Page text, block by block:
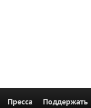
Пресса Поддержать